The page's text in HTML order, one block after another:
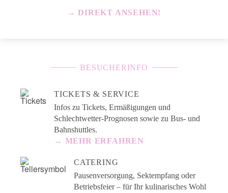
→ DIREKT ANSEHEN!
BESUCHERINFO
TICKETS & SERVICE
Infos zu Tickets, Ermäßigungen und
Schlechtwetter-Prognosen sowie zu Bus- und
Bahnshuttles.
→ MEHR ERFAHREN
CATERING
Pausenversorgung, Sektempfang oder
Betriebsfeier – für Ihr kulinarisches Wohl